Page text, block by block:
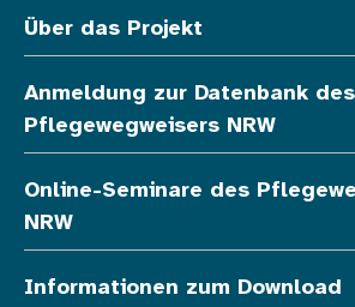
Über das Projekt
Anmeldung zur Datenbank des
Pflegewegweisers NRW
Online-Seminare des
NRW
Informationen zum Download